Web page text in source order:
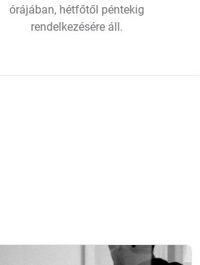
órájában, hétfőtől péntekig
rendelkezésére áll.